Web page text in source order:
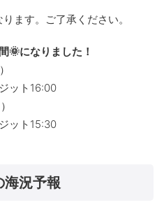
ます。ご了承ください。
🌞になりました！
ット16:00
ット15:30
況予報